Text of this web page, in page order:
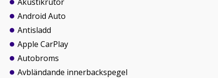
Android Auto
Antisladd
Apple CarPlay
Autobroms
Avbländande innerbackspegel